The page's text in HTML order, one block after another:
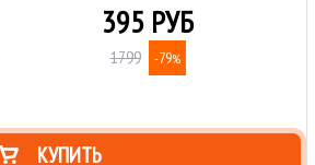
395 РУБ
1799 -79%
КУПИТЬ